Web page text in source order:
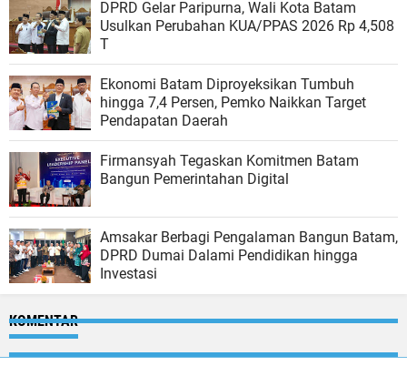
DPRD Gelar Paripurna, Wali Kota Batam
Usulkan Perubahan KUA/PPAS 2026 Rp 4,508
T
Ekonomi Batam Diproyeksikan Tumbuh
hingga 7,4 Persen, Pemko Naikkan Target
Pendapatan Daerah
Firmansyah Tegaskan Komitmen Batam
Bangun Pemerintahan Digital
Amsakar Berbagi Pengalaman Bangun Batam,
DPRD Dumai Dalami Pendidikan hingga
Investasi
KOMENTAR